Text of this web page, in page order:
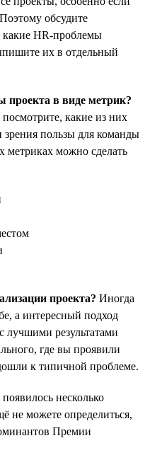
обсудите
какие HR-проблемы
их в отдельный
проекта в виде метрик?
какие из них
зрения пользы для команды
метриках можно сделать
проекта? Иногда
а интересный подход
лучшими результатами
где вы проявили
к типичной проблеме.
несколько
не можете определиться,
Премии